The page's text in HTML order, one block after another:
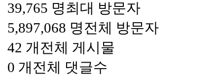
39,765 명최대 방문자
5,897,068 명전체 방문자
42 개 전체 게시물
0 개 전체 댓글수